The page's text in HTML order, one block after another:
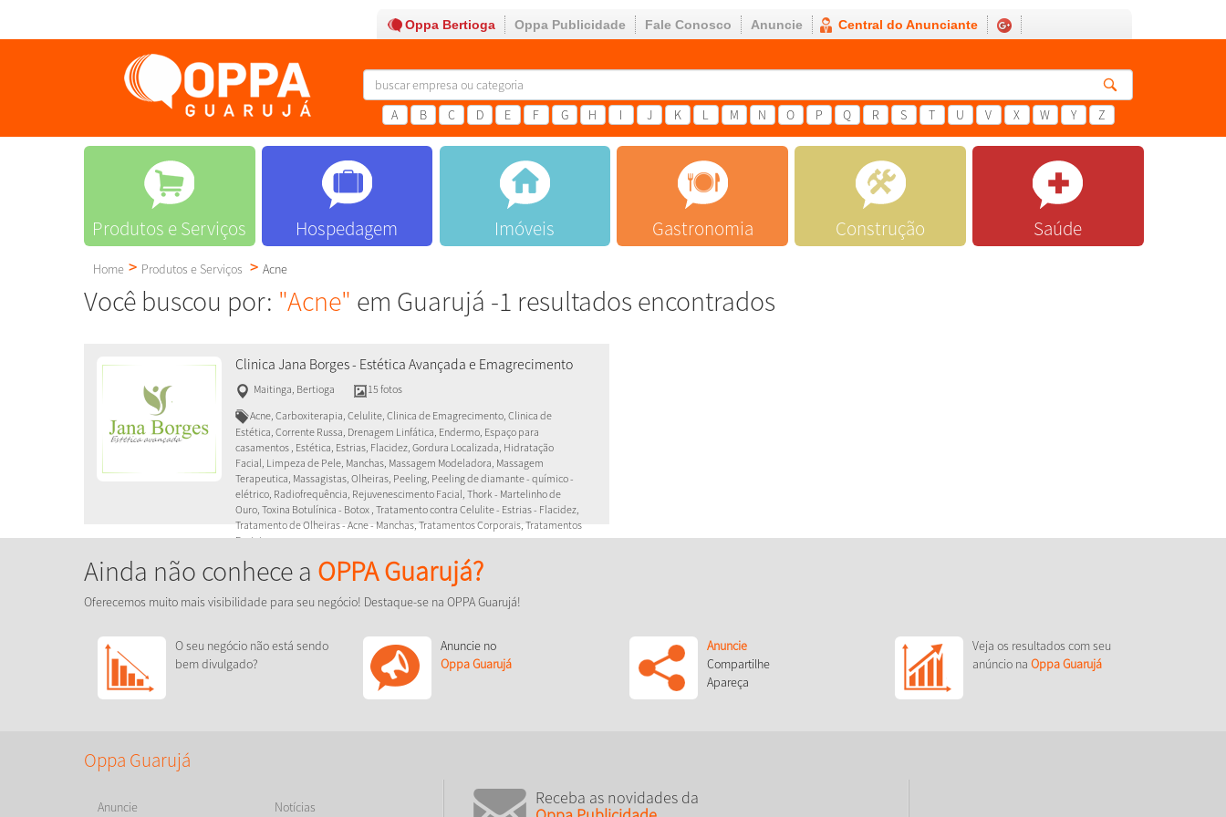
Oppa Bertioga Oppa Publicidade Fale Conosco Anuncie Central do Anunciante
A B C D E F G H I J K L M N O P Q R S T U V X W Y Z
Produtos e Serviços Hospedagem Imóveis Gastronomia Construção Saúde
Home Produtos e Serviços Acne
Você buscou por: "Acne" em Guarujá -1 resultados encontrados
Clinica Jana Borges - Estética Avançada e Emagrecimento
Maitinga, Bertioga
15 fotos
Acne, Carboxiterapia, Celulite, Clinica de Emagrecimento, Clinica de
Estética, Corrente Russa, Drenagem Linfática, Endermo, Espaço para
casamentos , Estética, Estrias, Flacidez, Gordura Localizada, Hidratação
Facial, Limpeza de Pele, Manchas, Massagem Modeladora, Massagem
Terapeutica, Massagistas, Olheiras, Peeling, Peeling de diamante - químico -
elétrico, Radiofrequência, Rejuvenescimento Facial, Thork - Martelinho de
Ouro, Toxina Botulínica - Botox , Tratamento contra Celulite - Estrias - Flacidez,
Tratamento de Olheiras - Acne - Manchas, Tratamentos Corporais, Tratamentos
Faciais
Venha fazer uma avaliação conosco!
Ainda não conhece a OPPA Guarujá?
Oferecemos muito mais visibilidade para seu negócio! Destaque-se na OPPA Guarujá!
O seu negócio não está sendo
bem divulgado?
Anuncie no
Oppa Guarujá
Anuncie
Compartilhe
Apareça
Veja os resultados com seu
anúncio na Oppa Guarujá
Oppa Guarujá
Anuncie Notícias
Receba as novidades da